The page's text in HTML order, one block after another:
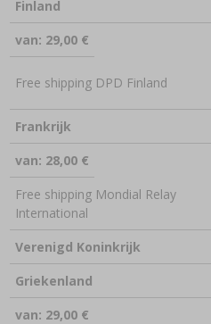
LITERATUUR OVER
REKKEN
AROMATISERING
LITERATUUR
WIJNANALYSE
ETIKETTEN
LITERATUUR
Finland
van: 29,00 €
Free shipping DPD Finland
Frankrijk
van: 28,00 €
Free shipping Mondial Relay
International
Verenigd Koninkrijk
Griekenland
van: 29,00 €